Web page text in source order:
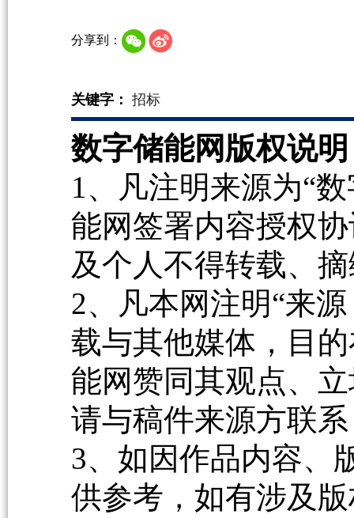
分享到：
关键字： 招标
数字储能网版权说
1、凡注明来源为“
能网签署内容授权
及个人不得转载、
2、凡本网注明“来
载与其他媒体，目
能网赞同其观点、
请与稿件来源方联
3、如因作品内容、
供参考，如有涉及